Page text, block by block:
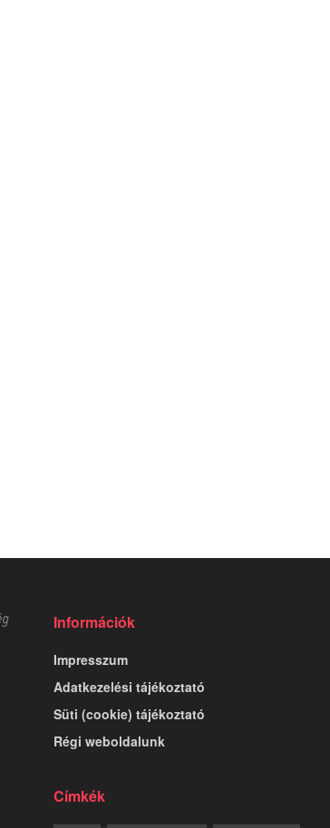
Információk
Impresszum
Adatkezelési tájékoztató
Süti (cookie) tájékoztató
Régi weboldalunk
Címkék